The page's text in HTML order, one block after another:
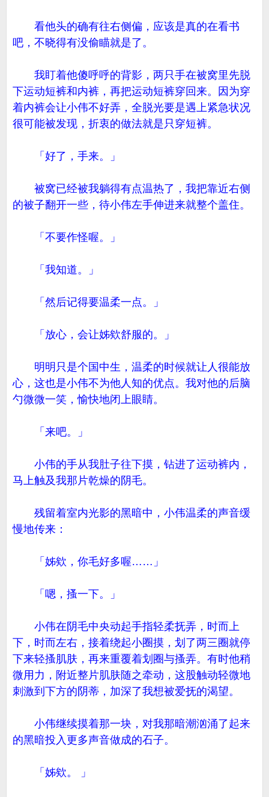
看他头的确有往右侧偏，应该是真的在看书
吧，不晓得有没偷瞄就是了。
我盯着他傻呼呼的背影，两只手在被窝里先脱
下运动短裤和内裤，再把运动短裤穿回来。因为穿
着内裤会让小伟不好弄，全脱光要是遇上紧急状况
很可能被发现，折衷的做法就是只穿短裤。
「好了，手来。」
被窝已经被我躺得有点温热了，我把靠近右侧
的被子翻开一些，待小伟左手伸进来就整个盖住。
「不要作怪喔。」
「我知道。」
「然后记得要温柔一点。」
「放心，会让姊欸舒服的。」
明明只是个国中生，温柔的时候就让人很能放
心，这也是小伟不为他人知的优点。我对他的后脑
勺微微一笑，愉快地闭上眼睛。
「来吧。」
小伟的手从我肚子往下摸，钻进了运动裤内，
马上触及我那片乾燥的阴毛。
残留着室内光影的黑暗中，小伟温柔的声音缓
慢地传来：
「姊欸，你毛好多喔……」
「嗯，搔一下。」
小伟在阴毛中央动起手指轻柔抚弄，时而上
下，时而左右，接着绕起小圈摸，划了两三圈就停
下来轻搔肌肤，再来重覆着划圈与搔弄。有时他稍
微用力，附近整片肌肤随之牵动，这股触动轻微地
刺激到下方的阴蒂，加深了我想被爱抚的渴望。
小伟继续摸着那一块，对我那暗潮汹涌了起来
的黑暗投入更多声音做成的石子。
「姊欸。 」